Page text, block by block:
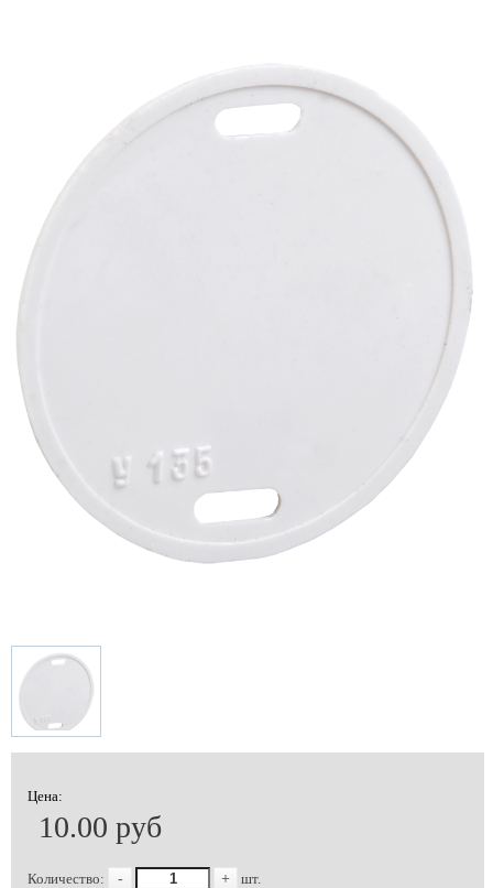
Цена:
10.00 руб
Количество: - + шт.